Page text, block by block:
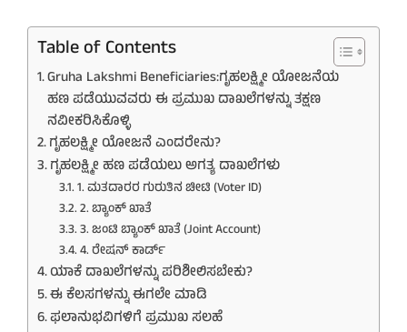
Table of Contents
Gruha Lakshmi Beneficiaries:ಗೃಹಲಕ್ಷ್ಮೀ ಯೋಜನೆಯ
ಹಣ ಪಡೆಯುವವರು ಈ ಪ್ರಮುಖ ದಾಖಲೆಗಳನ್ನು ತಕ್ಷಣ
ನವೀಕರಿಸಿಕೊಳ್ಳಿ
ಗೃಹಲಕ್ಷ್ಮೀ ಯೋಜನೆ ಎಂದರೇನು?
ಗೃಹಲಕ್ಷ್ಮೀ ಹಣ ಪಡೆಯಲು ಅಗತ್ಯ ದಾಖಲೆಗಳು
1. ಮತದಾರರ ಗುರುತಿನ ಚೀಟಿ (Voter ID)
2. ಬ್ಯಾಂಕ್ ಖಾತೆ
3. ಜಂಟಿ ಬ್ಯಾಂಕ್ ಖಾತೆ (Joint Account)
4. ರೇಷನ್ ಕಾರ್ಡ್
ಯಾಕೆ ದಾಖಲೆಗಳನ್ನು ಪರಿಶೀಲಿಸಬೇಕು?
ಈ ಕೆಲಸಗಳನ್ನು ಈಗಲೇ ಮಾಡಿ
ಫಲಾನುಭವಿಗಳಿಗೆ ಪ್ರಮುಖ ಸಲಹೆ